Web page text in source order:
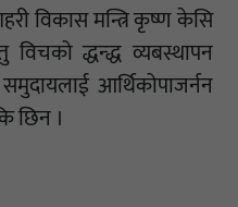
विकास मन्त्रि कृष्ण केसि
द्धन्द्ध व्यबस्थापन
समुदायलाई आर्थिकोपाजर्नन
छिन ।